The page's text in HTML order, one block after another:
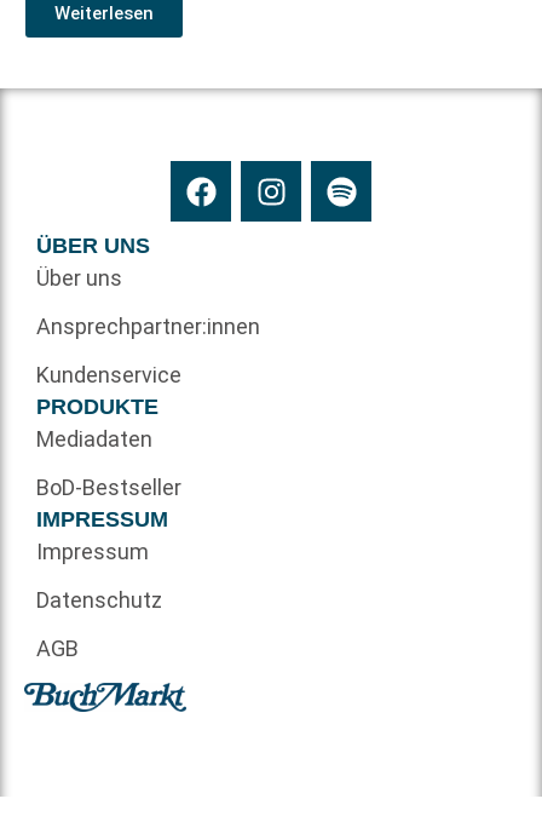
Weiterlesen
ÜBER UNS
Über uns
Ansprechpartner:innen
Kundenservice
PRODUKTE
Mediadaten
BoD-Bestseller
IMPRESSUM
Impressum
Datenschutz
AGB